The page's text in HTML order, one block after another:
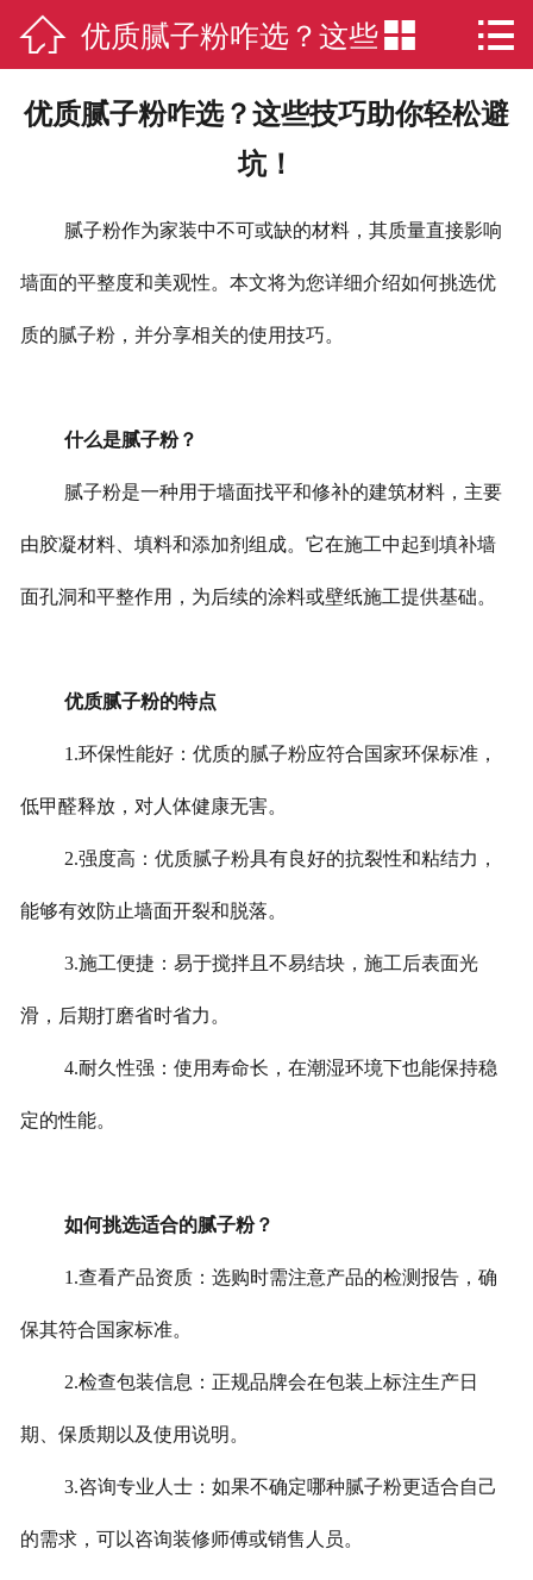
 网站首页
智能制造
 优质腻子粉咋选？这些
技巧助你轻松避坑！
 
优质腻子粉咋选？这些技巧助你轻松避
坑！
腻子粉作为家装中不可或缺的材料，其质量直接影响
墙面的平整度和美观性。本文将为您详细介绍如何挑选优
质的腻子粉，并分享相关的使用技巧。
什么是腻子粉？
腻子粉是一种用于墙面找平和修补的建筑材料，主要
由胶凝材料、填料和添加剂组成。它在施工中起到填补墙
面孔洞和平整作用，为后续的涂料或壁纸施工提供基础。
优质腻子粉的特点
1.环保性能好：优质的腻子粉应符合国家环保标准，
低甲醛释放，对人体健康无害。
2.强度高：优质腻子粉具有良好的抗裂性和粘结力，
能够有效防止墙面开裂和脱落。
3.施工便捷：易于搅拌且不易结块，施工后表面光
滑，后期打磨省时省力。
4.耐久性强：使用寿命长，在潮湿环境下也能保持稳
定的性能。
如何挑选适合的腻子粉？
1.查看产品资质：选购时需注意产品的检测报告，确
保其符合国家标准。
2.检查包装信息：正规品牌会在包装上标注生产日
期、保质期以及使用说明。
3.咨询专业人士：如果不确定哪种腻子粉更适合自己
的需求，可以咨询装修师傅或销售人员。